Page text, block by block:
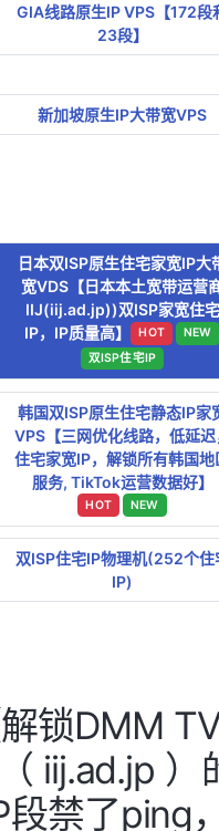
GIA线路原生IP VPS【172段
23段】
新加坡原生IP大带宽VPS
日本双ISP原生住宅家宽IP大
宽VDS【日本本土宽带运营
IIJ(iij.ad.jp))双ISP家宽住宅
IP，IP质量高】 HOT
NEW
双ISP住宅IP
韩国双ISP原生住宅静态IP家
VPS【三网优化线路，低延迟
住宅家宽IP，解锁所有韩国地
服务, TikTok运营数据好】
HOT NEW
双ISP住宅IP物理机(252个住
IP)
锁DMM
iij.ad.jp ）
禁了ping